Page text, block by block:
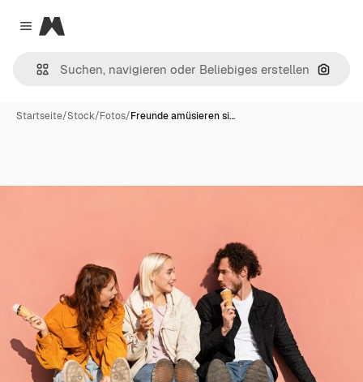
Close menu
Magnific
Nach
Startseite/Stock/Fotos/Freunde amüsieren si…